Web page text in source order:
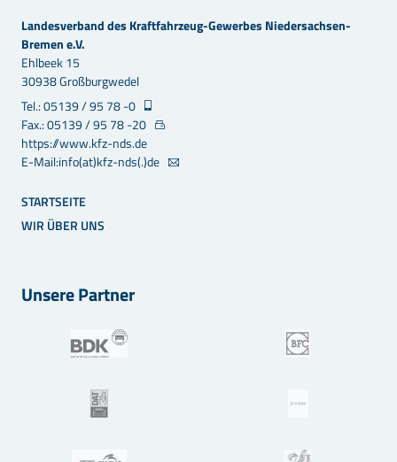
Landesverband des Kraftfahrzeug-Gewerbes Niedersachsen-
Bremen e.V.
Ehlbeek 15
30938 Großburgwedel
Tel.: 05139 / 95 78 -0
Fax.: 05139 / 95 78 -20
https://www.kfz-nds.de
E-Mail:info(at)kfz-nds(.)de
STARTSEITE
WIR ÜBER UNS
Unsere Partner